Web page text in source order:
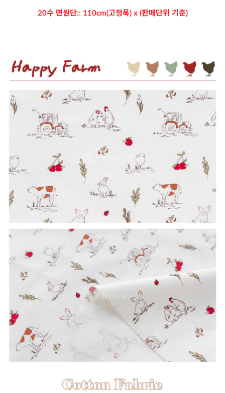
20수 면원단:: 110cm(고정폭) x (판매단위 기준)